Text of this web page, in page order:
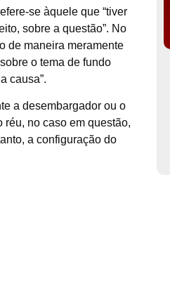
se àquele que “tiver
sobre a questão”. No
de maneira meramente
o tema de fundo
causa”.
a desembargador ou o
no caso em questão,
a configuração do